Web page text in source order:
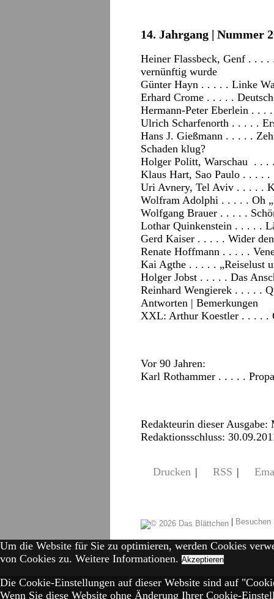
14. Jahrgang | Nummer
Heiner Flassbeck, Genf . . .
vernünftig wurde
Günter Hayn . . . . . Linke
Erhard Crome . . . . .
Hermann-Peter Eberlein . . .
Ulrich Scharfenorth . . . . .
Hans J. Gießmann . . . . .
Schaden klug?
Holger Politt, Warschau . . .
Klaus Hart, Sao Paulo . . . . .
Uri Avnery, Tel Aviv . . . . .
Wolfram Adolphi . . . . . Oh
Wolfgang Brauer . . . . .
Lothar Quinkenstein . . . . .
Gerd Kaiser . . . . . Wider
Renate Hoffmann . . . . .
Kai Agthe . . . . . „Reiselust
Holger Jobst . . . . . Das
Reinhard Wengierek . . . . .
Antworten | Bemerkungen
XXL: Arthur Koestler . . . . .
Vor 90 Jahren:
Karl Rothammer . . . . .
Redakteurin dieser
Redaktionsschluss:
Drucken | RSS |
|
Um die Website für Sie zu optimieren, werden Cookies
von Cookies zu. Weitere Informationen. Akzeptieren
Die Cookie-Einstellungen auf dieser Website sind auf
Wenn Sie diese Website ohne Änderung Ihrer Cookie-